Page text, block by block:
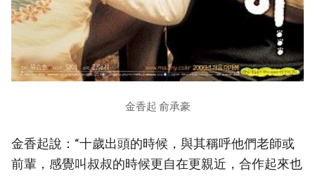
金香起 俞承豪
金香起說：“十歲出頭的時候，與其稱呼他們老師或
前輩，感覺叫叔叔的時候更自在更親近，合作起來也